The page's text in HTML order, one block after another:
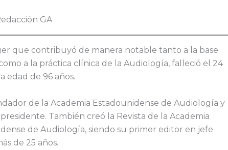
GA
que contribuyó de manera notable tanto a la base
a la práctica clínica de la Audiología, falleció el 24
edad de 96 años.
de la Academia Estadounidense de Audiología y
También creó la Revista de la Academia
de Audiología, siendo su primer editor en jefe
de 25 años.